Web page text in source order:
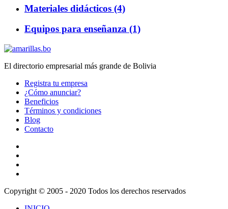
Materiales didácticos (4)
Equipos para enseñanza (1)
El directorio empresarial más grande de Bolivia
Registra tu empresa
¿Cómo anunciar?
Beneficios
Términos y condiciones
Blog
Contacto
Copyright © 2005 - 2020 Todos los derechos reservados